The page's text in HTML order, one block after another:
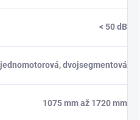
< 50 dB
jednomotorová, dvojsegmentová
1075 mm až 1720 mm